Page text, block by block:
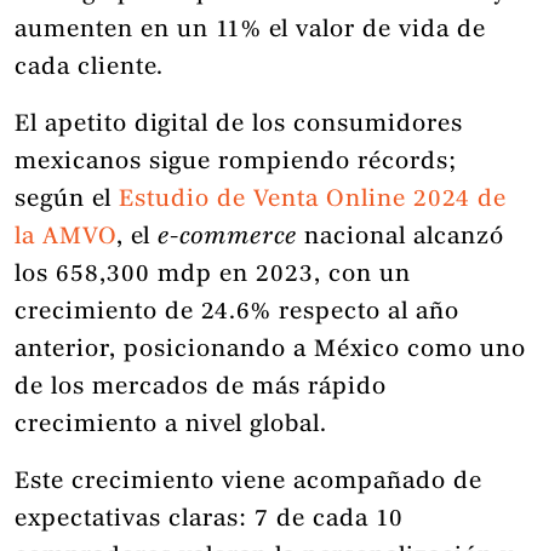
aumenten en un 11% el valor de vida de
cada cliente.
El apetito digital de los consumidores
mexicanos sigue rompiendo récords;
según el Estudio de Venta Online 2024 de
la AMVO, el e-commerce nacional alcanzó
los 658,300 mdp en 2023, con un
crecimiento de 24.6% respecto al año
anterior, posicionando a México como uno
de los mercados de más rápido
crecimiento a nivel global.
Este crecimiento viene acompañado de
expectativas claras: 7 de cada 10